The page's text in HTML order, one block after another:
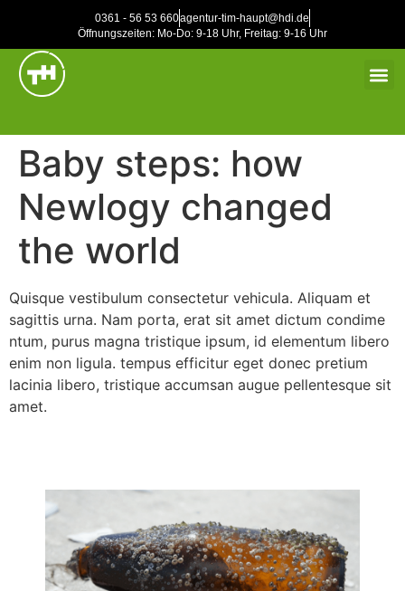
0361 - 56 53 660agentur-tim-haupt@hdi.de
Öffnungszeiten: Mo-Do: 9-18 Uhr, Freitag: 9-16 Uhr
Baby steps: how
Newlogy changed
the world
Quisque vestibulum consectetur vehicula. Aliquam et
sagittis urna. Nam porta, erat sit amet dictum condime
ntum, purus magna tristique ipsum, id elementum libero
enim non ligula. tempus efficitur eget donec pretium
lacinia libero, tristique accumsan augue pellentesque sit
amet.